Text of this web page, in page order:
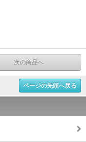
次の商品へ
ページの先頭へ戻る